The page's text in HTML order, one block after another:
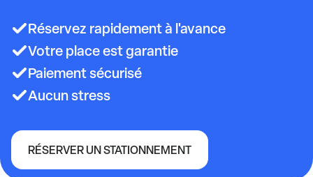
Réservez rapidement à l'avance
Votre place est garantie
Paiement sécurisé
Aucun stress
RÉSERVER UN STATIONNEMENT